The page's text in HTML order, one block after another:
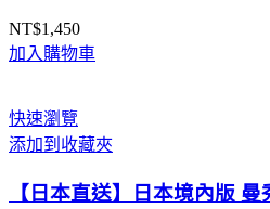
NT$1,450
加入購物車
快速瀏覽
添加到收藏夾
【日本直送】日本境內版